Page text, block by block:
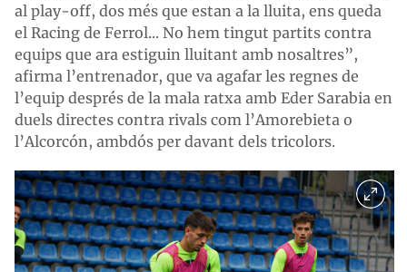
al play-off, dos més que estan a la lluita, ens queda
el Racing de Ferrol... No hem tingut partits contra
equips que ara estiguin lluitant amb nosaltres”,
afirma l’entrenador, que va agafar les regnes de
l’equip després de la mala ratxa amb Eder Sarabia en
duels directes contra rivals com l’Amorebieta o
l’Alcorcón, ambdós per davant dels tricolors.